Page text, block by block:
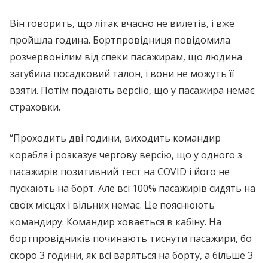
Він говорить, що літак вчасно не вилетів, і вже
пройшла година. Бортпровідниця повідомила
розчервонілим від спеки пасажирам, що людина
загубила посадковий талон, і вони не можуть її
взяти. Потім подають версію, що у пасажира немає
страховки.
“Проходить дві години, виходить командир
корабля і розказує чергову версію, що у одного з
пасажирів позитивний тест на COVID і його не
пускають на борт. Але всі 100% пасажирів сидять на
своїх місцях і вільних немає. Це пояснюють
командиру. Командир ховається в кабіну. На
бортпровідників починають тиснути пасажири, бо
скоро 3 години, як всі варяться на борту, а більше 3